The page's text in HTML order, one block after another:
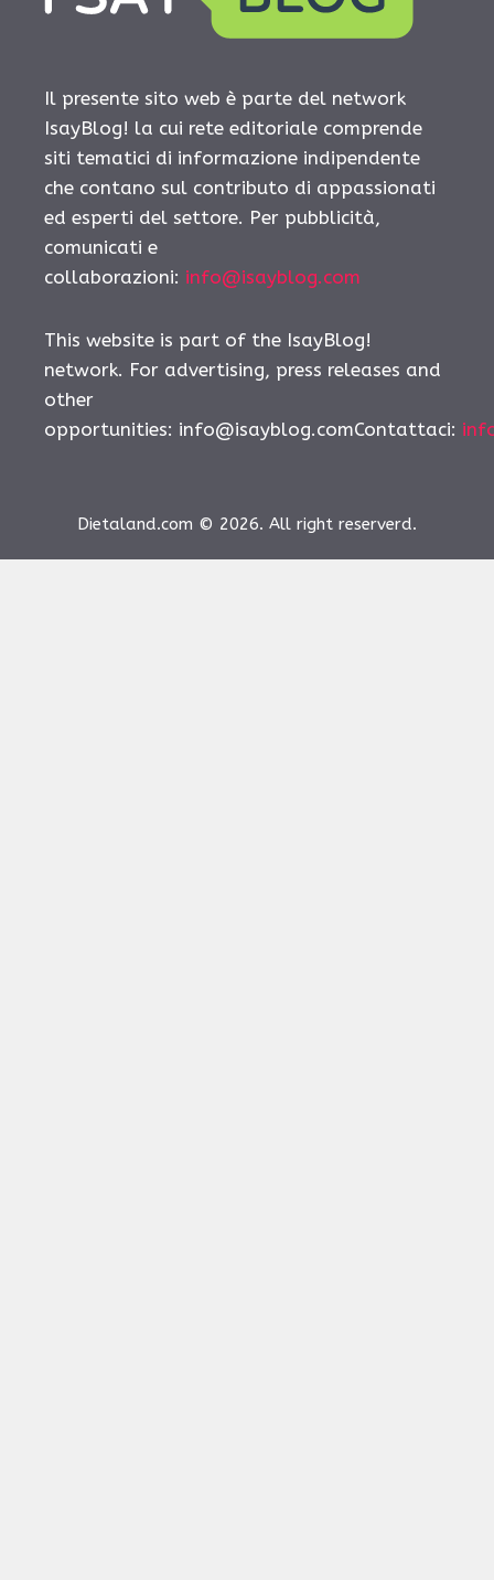
Il presente sito web è parte del network
IsayBlog! la cui rete editoriale comprende
siti tematici di informazione indipendente
che contano sul contributo di appassionati
ed esperti del settore. Per pubblicità,
comunicati e
collaborazioni: info@isayblog.com
This website is part of the IsayBlog!
network. For advertising, press releases and
other
opportunities: info@isayblog.comContattaci:
Dietaland.com © 2026. All right reserverd.